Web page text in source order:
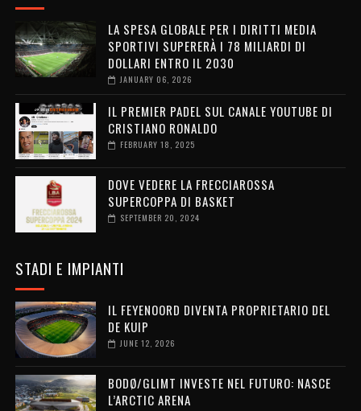
LA SPESA GLOBALE PER I DIRITTI MEDIA
SPORTIVI SUPERERÀ I 78 MILIARDI DI
DOLLARI ENTRO IL 2030
JANUARY 06, 2026
IL PREMIER PADEL SUL CANALE YOUTUBE DI
CRISTIANO RONALDO
FEBRUARY 18, 2025
DOVE VEDERE LA FRECCIAROSSA
SUPERCOPPA DI BASKET
SEPTEMBER 20, 2024
STADI E IMPIANTI
IL FEYENOORD DIVENTA PROPRIETARIO DEL
DE KUIP
JUNE 12, 2026
BODØ/GLIMT INVESTE NEL FUTURO: NASCE
L’ARCTIC ARENA